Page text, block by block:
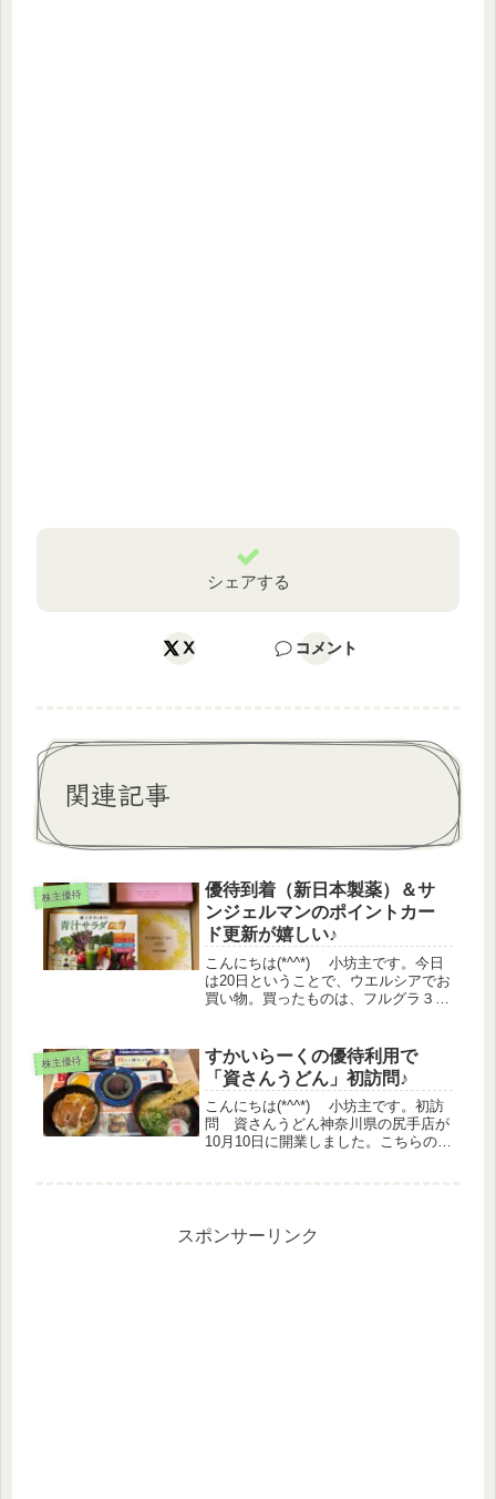
シェアする
X コメント
関連記事
株主優待
優待到着（新日本製薬）＆サ
ンジェルマンのポイントカー
ド更新が嬉しい♪
こんにちは(*^^*) 小坊主です。今日
は20日ということで、ウエルシアでお
買い物。買ったものは、フルグラ３つ
報日経平均 ▲0.29%TOPIX
▲0.44%グロ...
株主優待
すかいらーくの優待利用で
「資さんうどん」初訪問♪
こんにちは(*^^*) 小坊主です。初訪
問 資さんうどん神奈川県の尻手店が
10月10日に開業しました。こちらの店
スポンサーリンク